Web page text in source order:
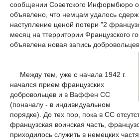
сообщении Советского Информбюро
объявлено, что немцам удалось
наступление ценой потери "2
месяц на ттерритории Французского
объявлена новая запись
Между тем, уже с начала 1942 г.
начался прием французских
добровольцев и в Ваффен СС
(поначалу - в индивидуальном
порядке). До тех пор, пока в СС
французская воинская часть,
приходилось служить в немецких